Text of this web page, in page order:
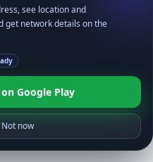
see location and
get network details on the
Google Play
Not now